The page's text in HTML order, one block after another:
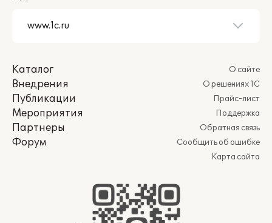
Каталог
Внедрения
Публикации
Мероприятия
Партнеры
Форум
О сайте
О решениях 1С
Прайс-лист
Поддержка
Обратная связь
Сообщить об ошибке
Карта сайта